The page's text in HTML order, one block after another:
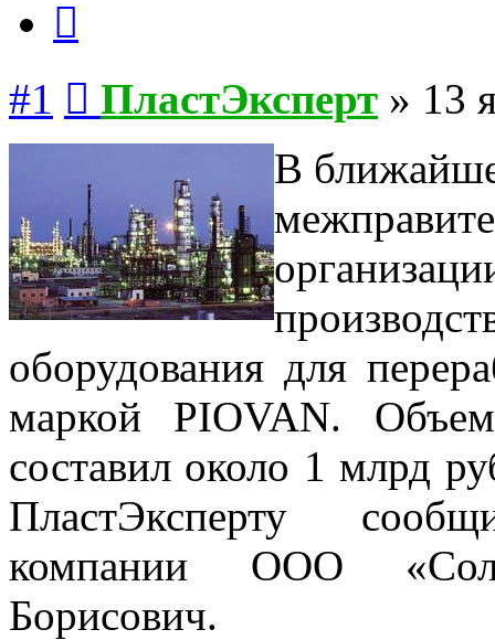
#1 ПластЭксперт » 13
В
оборудования для
маркой PIOVAN.
составил около 1 млрд
ПластЭксперту
компании ООО
Борисович.